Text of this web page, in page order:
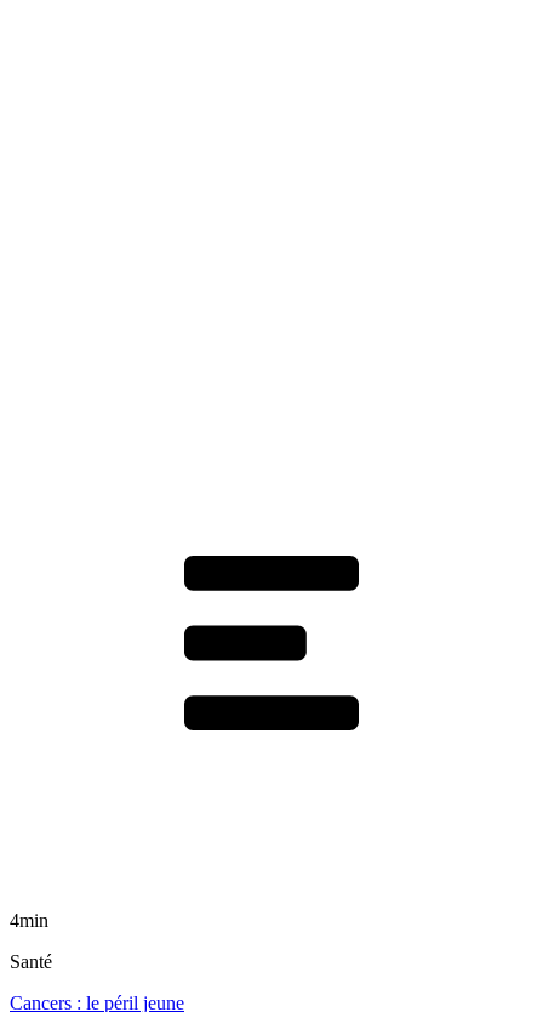
4min
Santé
Cancers : le péril jeune